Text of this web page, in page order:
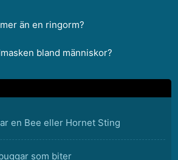
än en ringorm?
bland människor?
en Bee eller Hornet Sting
som biter